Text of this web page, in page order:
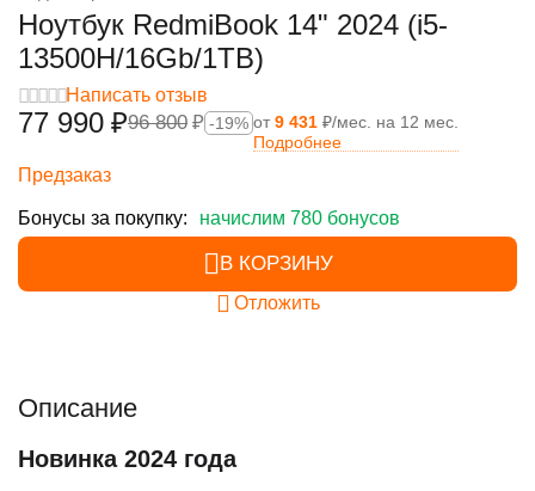
Ноутбук RedmiBook 14" 2024 (i5-
13500H/16Gb/1TB)
Написать отзыв
77 990 ₽96 800 ₽ -19% от 9 431 ₽/мес. на 12 мес.
Подробнее
Предзаказ
Бонусы за покупку: начислим 780 бонусов
В КОРЗИНУ
Отложить
Описание
Новинка 2024 года